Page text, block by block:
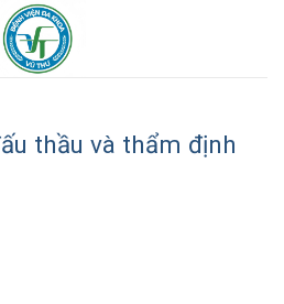
thầu và thẩm định